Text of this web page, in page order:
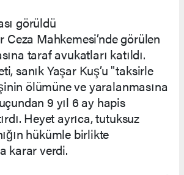
görüldü
Ceza Mahkemesi’nde görülen
taraf avukatları katıldı.
sanık Yaşar Kuş’u "taksirle
ölümüne ve yaralanmasına
9 yıl 6 ay hapis
Heyet ayrıca, tutuksuz
hükümle birlikte
karar verdi.